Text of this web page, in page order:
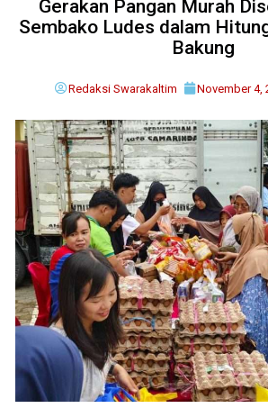
Gerakan Pangan Murah
Sembako Ludes dalam
Bakung
Redaksi Swarakaltim November 4,